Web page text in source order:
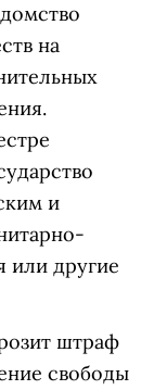
на
и
или другие
штраф
свободы